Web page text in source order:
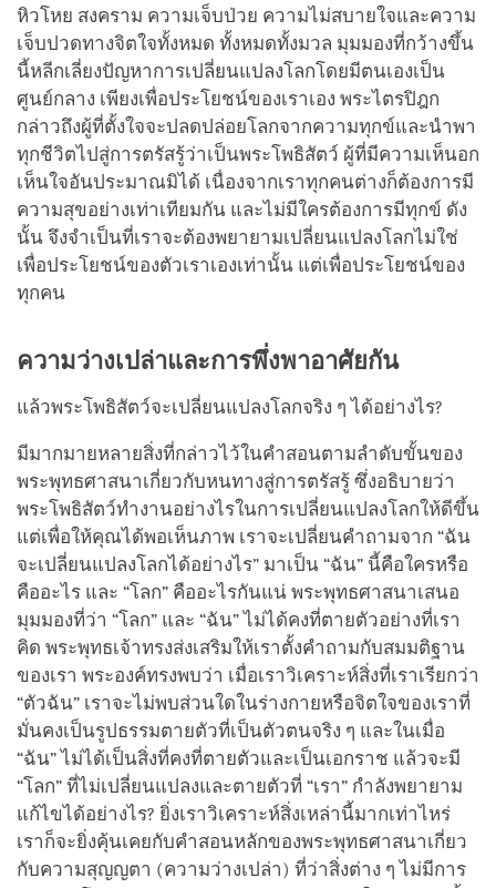
หิวโหย สงคราม ความเจ็บป่วย ความไม่สบายใจและความ
เจ็บปวดทางจิตใจทั้งหมด ทั้งหมดทั้งมวล มุมมองที่กว้างขึ้น
นี้หลีกเลี่ยงปัญหาการเปลี่ยนแปลงโลกโดยมีตนเองเป็น
ศูนย์กลาง เพียงเพื่อประโยชน์ของเราเอง พระไตรปิฎก
กล่าวถึงผู้ที่ตั้งใจจะปลดปล่อยโลกจากความทุกข์และนำพา
ทุกชีวิตไปสู่การตรัสรู้ว่าเป็นพระโพธิสัตว์ ผู้ที่มีความเห็นอก
เห็นใจอันประมาณมิได้ เนื่องจากเราทุกคนต่างก็ต้องการมี
ความสุขอย่างเท่าเทียมกัน และไม่มีใครต้องการมีทุกข์ ดัง
นั้น จึงจำเป็นที่เราจะต้องพยายามเปลี่ยนแปลงโลกไม่ใช่
เพื่อประโยชน์ของตัวเราเองเท่านั้น แต่เพื่อประโยชน์ของ
ทุกคน
ความว่างเปล่าและการพึ่งพาอาศัยกัน
แล้วพระโพธิสัตว์จะเปลี่ยนแปลงโลกจริง ๆ ได้อย่างไร?
มีมากมายหลายสิ่งที่กล่าวไว้ในคำสอนตามลำดับขั้นของ
พระพุทธศาสนาเกี่ยวกับหนทางสู่การตรัสรู้ ซึ่งอธิบายว่า
พระโพธิสัตว์ทำงานอย่างไรในการเปลี่ยนแปลงโลกให้ดีขึ้น
แต่เพื่อให้คุณได้พอเห็นภาพ เราจะเปลี่ยนคำถามจาก “ฉัน
จะเปลี่ยนแปลงโลกได้อย่างไร” มาเป็น “ฉัน” นี้คือใครหรือ
คืออะไร และ “โลก” คืออะไรกันแน่ พระพุทธศาสนาเสนอ
มุมมองที่ว่า “โลก” และ “ฉัน” ไม่ได้คงที่ตายตัวอย่างที่เรา
คิด พระพุทธเจ้าทรงส่งเสริมให้เราตั้งคำถามกับสมมติฐาน
ของเรา พระองค์ทรงพบว่า เมื่อเราวิเคราะห์สิ่งที่เราเรียกว่า
“ตัวฉัน” เราจะไม่พบส่วนใดในร่างกายหรือจิตใจของเราที่
มั่นคงเป็นรูปธรรมตายตัวที่เป็นตัวตนจริง ๆ และในเมื่อ
“ฉัน” ไม่ได้เป็นสิ่งที่คงที่ตายตัวและเป็นเอกราช แล้วจะมี
“โลก” ที่ไม่เปลี่ยนแปลงและตายตัวที่ “เรา” กำลังพยายาม
แก้ไขได้อย่างไร? ยิ่งเราวิเคราะห์สิ่งเหล่านี้มากเท่าไหร่
เราก็จะยิ่งคุ้นเคยกับคำสอนหลักของพระพุทธศาสนาเกี่ยว
กับความสุญญตา (ความว่างเปล่า) ที่ว่าสิ่งต่าง ๆ ไม่มีการ